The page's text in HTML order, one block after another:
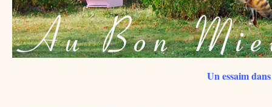
Un essaim